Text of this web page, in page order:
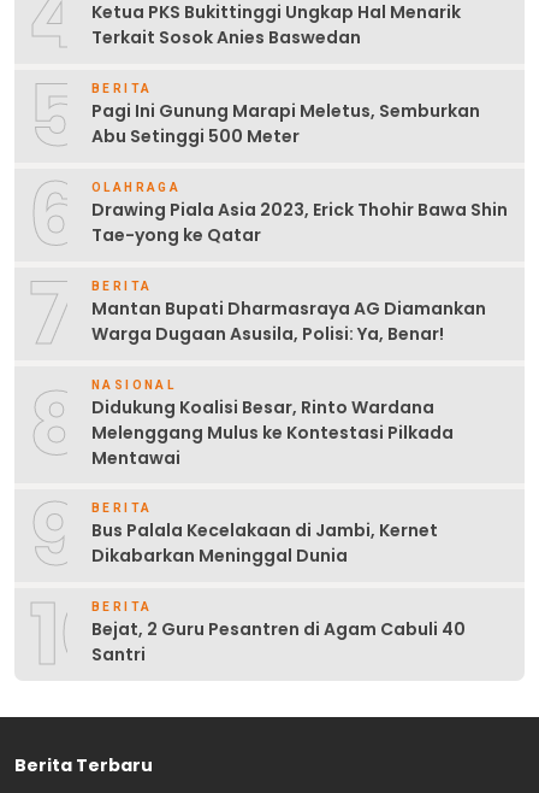
Ketua PKS Bukittinggi Ungkap Hal Menarik
Terkait Sosok Anies Baswedan
5 BERITA
Pagi Ini Gunung Marapi Meletus, Semburkan
Abu Setinggi 500 Meter
6 OLAHRAGA
Drawing Piala Asia 2023, Erick Thohir Bawa Shin
Tae-yong ke Qatar
7 BERITA
Mantan Bupati Dharmasraya AG Diamankan
Warga Dugaan Asusila, Polisi: Ya, Benar!
8 NASIONAL
Didukung Koalisi Besar, Rinto Wardana
Melenggang Mulus ke Kontestasi Pilkada
Mentawai
9 BERITA
Bus Palala Kecelakaan di Jambi, Kernet
Dikabarkan Meninggal Dunia
10BERITA
Bejat, 2 Guru Pesantren di Agam Cabuli 40
Santri
Berita Terbaru